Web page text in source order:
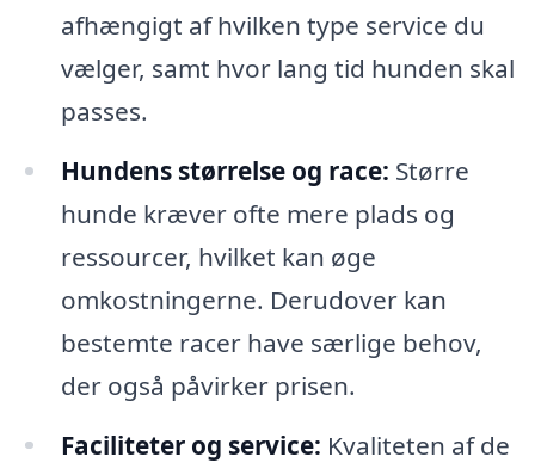
afhængigt af hvilken type service du
vælger, samt hvor lang tid hunden skal
passes.
Hundens størrelse og race: Større
hunde kræver ofte mere plads og
ressourcer, hvilket kan øge
omkostningerne. Derudover kan
bestemte racer have særlige behov,
der også påvirker prisen.
Faciliteter og service: Kvaliteten af de